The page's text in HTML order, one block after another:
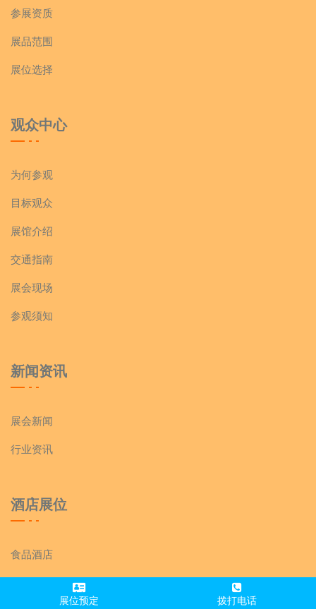
参展资质
展品范围
展位选择
观众中心
为何参观
目标观众
展馆介绍
交通指南
展会现场
参观须知
新闻资讯
展会新闻
行业资讯
酒店展位
食品酒店
展位预定 拨打电话